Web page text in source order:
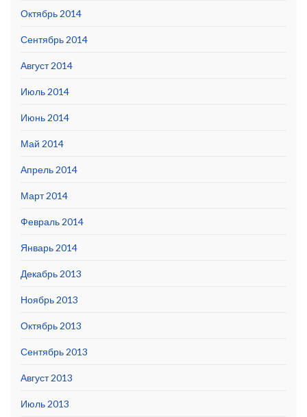
Октябрь 2014
Сентябрь 2014
Август 2014
Июль 2014
Июнь 2014
Май 2014
Апрель 2014
Март 2014
Февраль 2014
Январь 2014
Декабрь 2013
Ноябрь 2013
Октябрь 2013
Сентябрь 2013
Август 2013
Июль 2013